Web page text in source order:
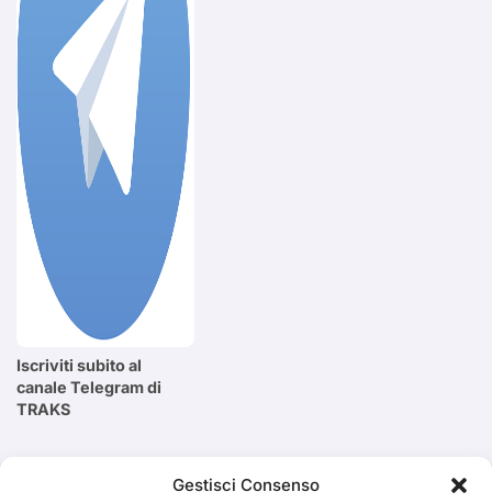
Gestisci Consenso
Iscriviti subito al
canale Telegram di
TRAKS